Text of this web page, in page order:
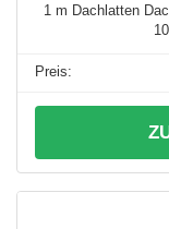
1 m Dachlatten